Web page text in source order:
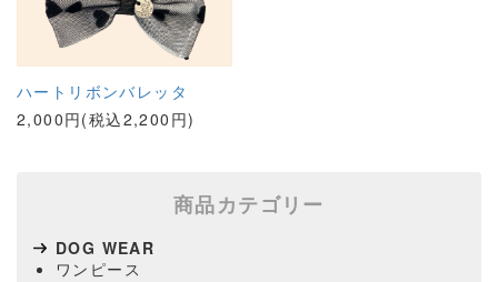
ハートリボンバレッタ
2,000円(税込2,200円)
商品カテゴリー
DOG WEAR
ワンピース